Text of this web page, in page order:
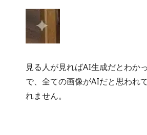
見る人が見ればAI生成だとわか
で、全ての画像がAIだと思われ
れません。